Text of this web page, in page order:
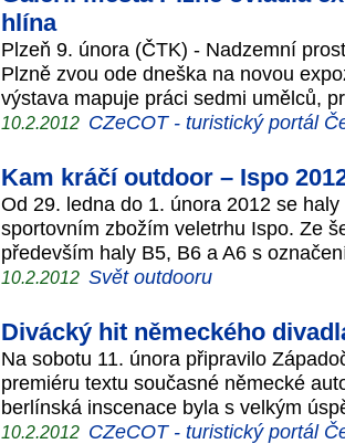
hlína
Plzeň 9. února (ČTK) - Nadzemní
Plzně zvou ode dneška na novou
výstava mapuje práci sedmi umělců,
10.2.2012 CZeCOT - turistický portál
Kam kráčí outdoor – Ispo
Od 29. ledna do 1. února 2012 se
sportovním zbožím veletrhu Ispo. Ze
především haly B5, B6 a A6 s
10.2.2012 Svět outdooru
Divácký hit německého
Na sobotu 11. února připravilo
premiéru textu současné německé
berlínská inscenace byla s velkým
10.2.2012 CZeCOT - turistický portál